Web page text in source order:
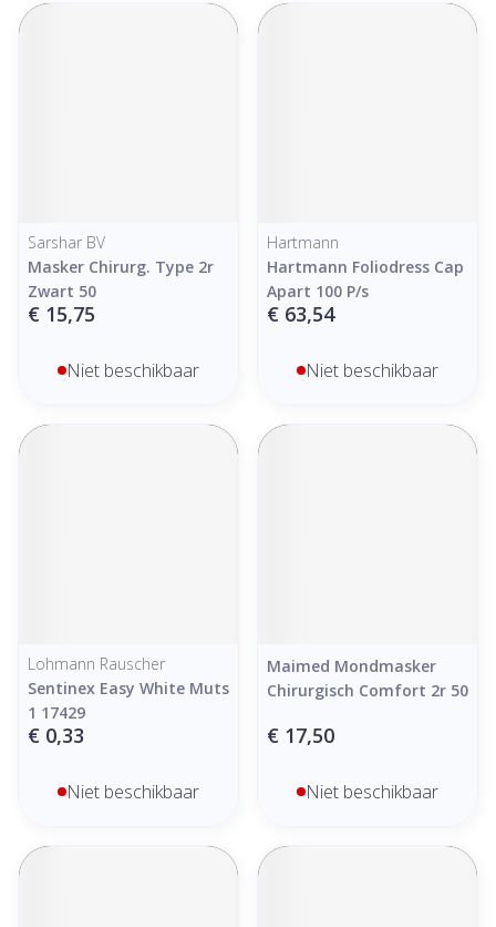
Sarshar BV
Masker Chirurg. Type 2r
Zwart 50
€ 15,75
Niet beschikbaar
Hartmann
Hartmann Foliodress Cap
Apart 100 P/s
€ 63,54
Niet beschikbaar
Lohmann Rauscher
Sentinex Easy White Muts
1 17429
€ 0,33
Niet beschikbaar
Maimed Mondmasker
Chirurgisch Comfort 2r 50
€ 17,50
Niet beschikbaar